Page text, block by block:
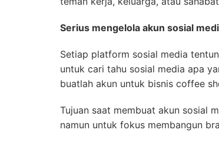
Serius mengelola akun sosial
Setiap platform sosial media
untuk cari tahu sosial media apa
buatlah akun untuk bisnis coffee
Tujuan saat membuat akun sosial
namun untuk fokus membangun